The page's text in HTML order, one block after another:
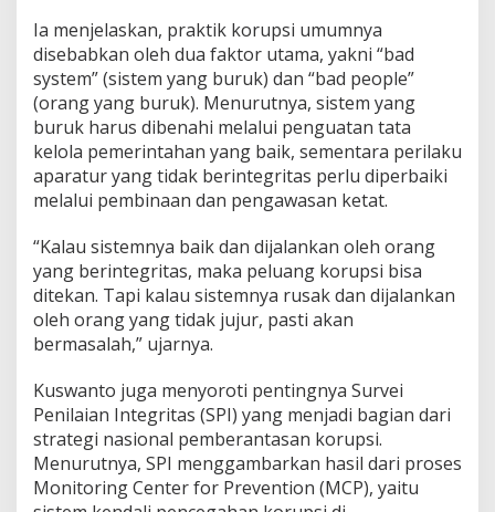
o
r
u
p
s
Ia menjelaskan, praktik korupsi umumnya
disebabkan oleh dua faktor utama, yakni “bad
system” (sistem yang buruk) dan “bad people”
(orang yang buruk). Menurutnya, sistem yang
buruk harus dibenahi melalui penguatan tata
kelola pemerintahan yang baik, sementara perilaku
aparatur yang tidak berintegritas perlu diperbaiki
melalui pembinaan dan pengawasan ketat.
“Kalau sistemnya baik dan dijalankan oleh orang
yang berintegritas, maka peluang korupsi bisa
ditekan. Tapi kalau sistemnya rusak dan dijalankan
oleh orang yang tidak jujur, pasti akan
bermasalah,” ujarnya.
Kuswanto juga menyoroti pentingnya Survei
Penilaian Integritas (SPI) yang menjadi bagian dari
strategi nasional pemberantasan korupsi.
Menurutnya, SPI menggambarkan hasil dari proses
Monitoring Center for Prevention (MCP), yaitu